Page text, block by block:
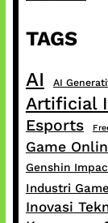
TAGS
AI AI
Artificial
Esports
Game
Genshin
Industri Game
Inovasi